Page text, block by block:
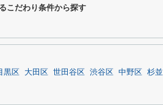
こだわり条件から探す
黒区 大田区 世田谷区 渋谷区 中野区 杉